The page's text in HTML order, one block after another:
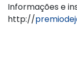
Informações e
http://